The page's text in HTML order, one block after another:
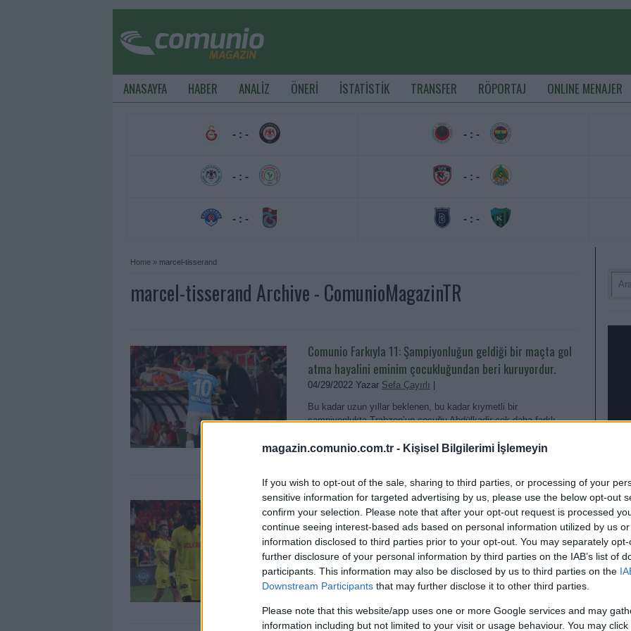
magazin.comunio.com.tr - Kişisel Bilgilerimi İşlemeyin
If you wish to opt-out of the sale, sharing to third parties, or processing of your
sensitive information for targeted advertising by us, please use the below opt-out
confirm your selection. Please note that after your opt-out request is processed
continue seeing interest-based ads based on personal information utilized by us
information disclosed to third parties prior to your opt-out. You may separately
further disclosure of your personal information by third parties on the IAB’s list of
participants. This information may also be disclosed by us to third parties on the
Downstream Participants that may further disclose it to other third parties.
Please note that this website/app uses one or more Google services and may
information including but not limited to your visit or usage behaviour. You may
ANASAYFA HABER ANALİZ ÖNERİ İSTATİSTİK TRANSFER RÖPORTAJ ONLINE MENAJER
- : -
- : -
- : -
- : -
- : -
- : -
Home » marcel-tisserand
marcel-tisserand Archive - ComunioMagazinTR
Comunio Farkıyla 11: Şampiyonluğun geldiği bir maçta gol
atma hayalini eminim çocukluğundan beri kuruyordur.
04/29/2022 Yazar Sefa Çayırlı
Bu kadar uzun yıllar beklenen, bu kadar kıymetli bir
şampiyonlukta Trabzon’un çocuğu Abdülkadir çok daha farklı
Devam oku »
Sıradışı adaylar – 4. Hafta: iyileşti ve döndü hatta milli
maçta forma giyerek golünü attı!
09/10/2021 YazarSefa Çayırlı|
Yeni hocanın sistemini öngöremesek de, oynama ihtimalini ve
hatta gol bulma ihtimalini yüksek görüyorum.
Devam oku »